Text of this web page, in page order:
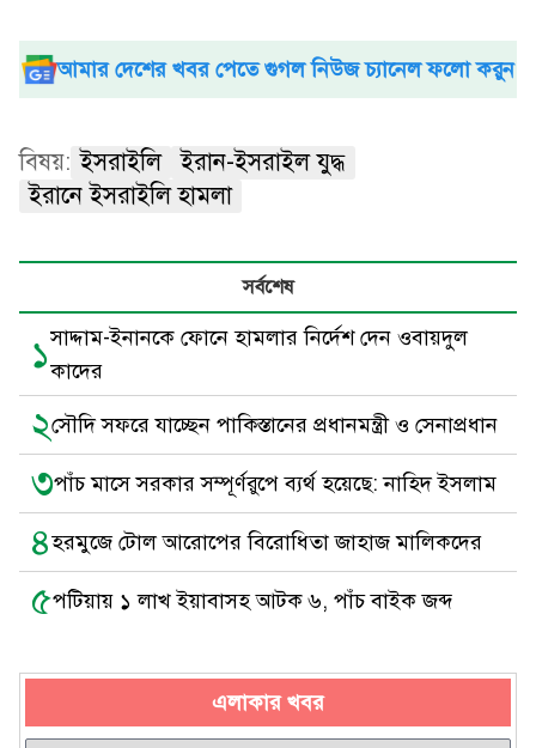
আমার দেশের খবর পেতে গুগল নিউজ চ্যানেল ফলো করুন
বিষয়: ইসরাইলি
ইরান-ইসরাইল যুদ্ধ
ইরানে ইসরাইলি হামলা
সর্বশেষ
১সাদ্দাম-ইনানকে ফোনে হামলার নির্দেশ দেন ওবায়দুল
কাদের
২সৌদি সফরে যাচ্ছেন পাকিস্তানের প্রধানমন্ত্রী ও সেনাপ্রধান
৩পাঁচ মাসে সরকার সম্পূর্ণরুপে ব্যর্থ হয়েছে: নাহিদ ইসলাম
৪হরমুজে টোল আরোপের বিরোধিতা জাহাজ মালিকদের
৫পটিয়ায় ১ লাখ ইয়াবাসহ আটক ৬, পাঁচ বাইক জব্দ
এলাকার খবর